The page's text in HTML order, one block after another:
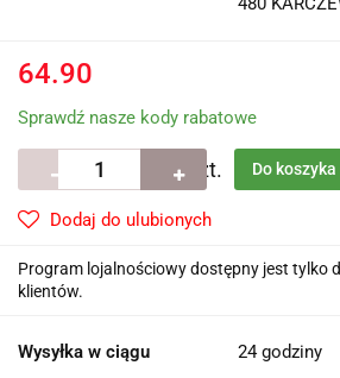
64.90
Sprawdź nasze kody rabatowe
szt. Do koszyka
Dodaj do ulubionych
Program lojalnościowy dostępny jest tylko
klientów.
Wysyłka w ciągu 24 godziny